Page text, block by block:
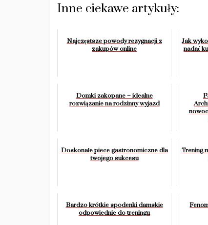
Inne ciekawe artykuły:
Najczęstsze powody rezygnacji z
zakupów online
Jak
nadać
Domki zakopane – idealne
rozwiązanie na rodzinny wyjazd
Doskonałe piece gastronomiczne dla
twojego sukcesu
Trening
Bardzo krótkie spodenki damskie
odpowiednie do treningu